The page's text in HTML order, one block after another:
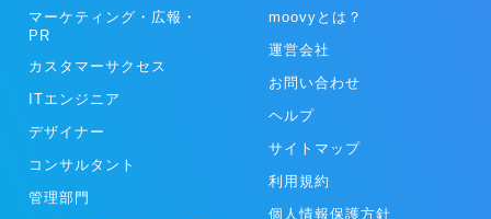
マーケティング・広報・
PR
カスタマーサクセス
ITエンジニア
デザイナー
コンサルタント
管理部門
moovyとは？
運営会社
お問い合わせ
ヘルプ
サイトマップ
利用規約
個人情報保護方針